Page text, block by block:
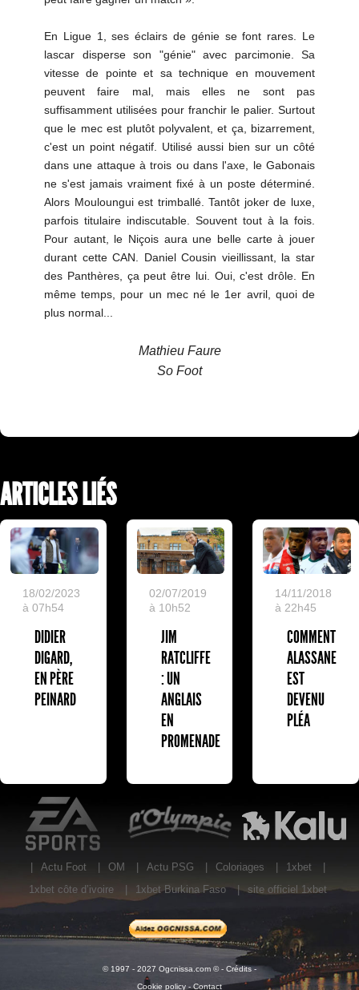
En Ligue 1, ses éclairs de génie se font rares. Le
lascar disperse son "génie" avec parcimonie. Sa
vitesse de pointe et sa technique en mouvement
peuvent faire mal, mais elles ne sont pas
suffisamment utilisées pour franchir le palier. Surtout
que le mec est plutôt polyvalent, et ça, bizarrement,
c'est un point négatif. Utilisé aussi bien sur un côté
dans une attaque à trois ou dans l'axe, le Gabonais
ne s'est jamais vraiment fixé à un poste déterminé.
Alors Mouloungui est trimballé. Tantôt joker de luxe,
parfois titulaire indiscutable. Souvent tout à la fois.
Pour autant, le Niçois aura une belle carte à jouer
durant cette CAN. Daniel Cousin vieillissant, la star
des Panthères, ça peut être lui. Oui, c'est drôle. En
même temps, pour un mec né le 1er avril, quoi de
plus normal...
Mathieu Faure
So Foot
ARTICLES LIÉS
18/02/2023
à 07h54
DIDIER
DIGARD,
EN PÈRE
PEINARD
02/07/2019
à 10h52
JIM
RATCLIFFE
: UN
ANGLAIS
EN
PROMENADE
14/11/2018
à 22h45
COMMENT
ALASSANE
EST
DEVENU
PLÉA
EA Sports
Actu Foot OM Actu PSG Coloriages 1xbet
1xbet côte d’ivoire
1xbet Burkina Faso | site officiel 1xbet
© 1997 - 2027 Ogcnissa.com © - Crédits-
Cookie policy - Contact